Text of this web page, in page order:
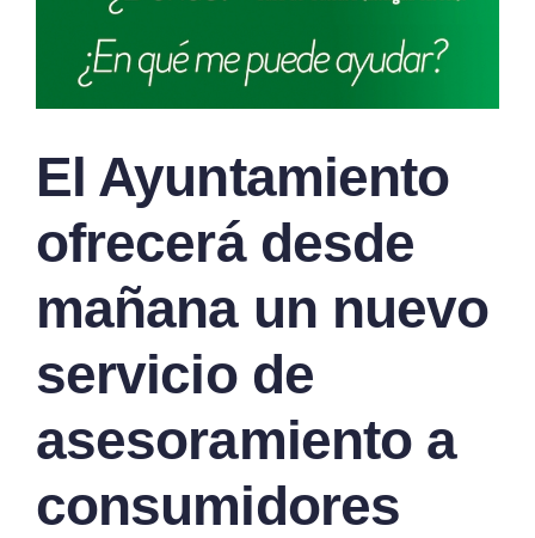
El Ayuntamiento
ofrecerá desde
mañana un nuevo
servicio de
asesoramiento a
consumidores